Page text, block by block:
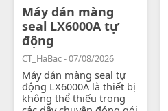
Máy dán màng
seal LX6000A tự
động
CT_HaBac - 07/08/2026
Máy dán màng seal tự
động LX6000A là thiết bị
không thể thiếu trong